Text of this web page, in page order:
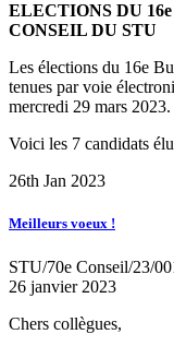
ELECTIONS DU
CONSEIL DU STU
Les élections du 16e
tenues par voie
mercredi 29 mars 2023.
Voici les 7 candidats
26th Jan 2023
Meilleurs voeux !
STU/70e Conseil/23/
26 janvier 2023
Chers collègues,